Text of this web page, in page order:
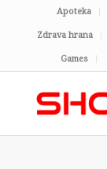
Apoteka
Zdrava hrana
Games